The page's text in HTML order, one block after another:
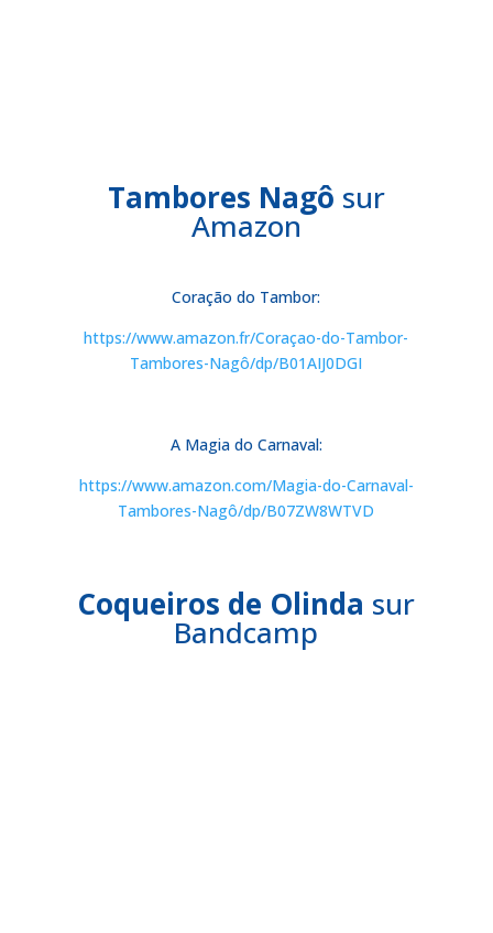
Tambores Nagô sur
Amazon
Coração do Tambor:
https://www.amazon.fr/Coraçao-do-Tambor-
Tambores-Nagô/dp/B01AIJ0DGI
A Magia do Carnaval:
https://www.amazon.com/Magia-do-Carnaval-
Tambores-Nagô/dp/B07ZW8WTVD
Coqueiros de Olinda sur
Bandcamp